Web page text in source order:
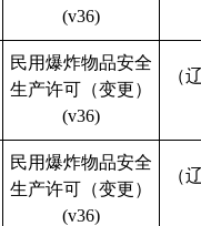
(v36)
民用爆炸物品安全
生产许可（变更）
(v36)
（
民用爆炸物品安全
生产许可（变更）
(v36)
（